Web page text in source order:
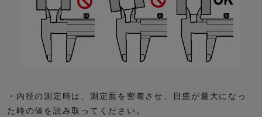
・内径の測定時は、測定面を密着させ、目盛が最大になっ
た時の値を読み取ってください。